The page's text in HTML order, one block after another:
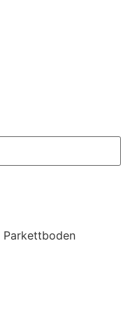
Parkettboden